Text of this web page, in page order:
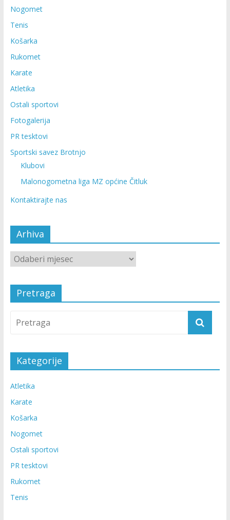
Nogomet
Tenis
Košarka
Rukomet
Karate
Atletika
Ostali sportovi
Fotogalerija
PR tesktovi
Sportski savez Brotnjo
Klubovi
Malonogometna liga MZ općine Čitluk
Kontaktirajte nas
Arhiva
Pretraga
Kategorije
Atletika
Karate
Košarka
Nogomet
Ostali sportovi
PR tesktovi
Rukomet
Tenis